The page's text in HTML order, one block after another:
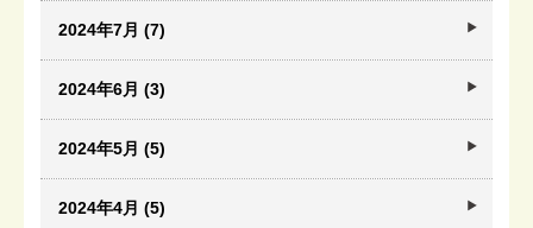
2024年7月 (7)
2024年6月 (3)
2024年5月 (5)
2024年4月 (5)